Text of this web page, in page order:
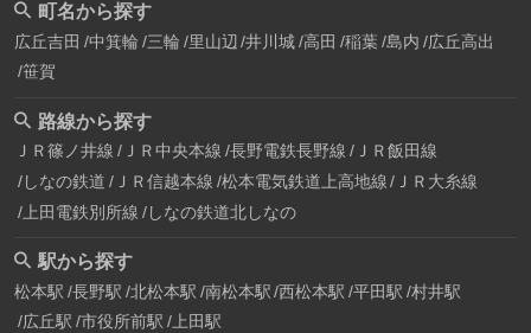
町名から探す
広丘吉田 中箕輪 三輪 里山辺 井川城 高田 稲葉 島内 広丘高出
笹賀
路線から探す
ＪＲ篠ノ井線 ＪＲ中央本線 長野電鉄長野線 ＪＲ飯田線
しなの鉄道 ＪＲ信越本線 松本電気鉄道上高地線
ＪＲ大糸線
上田電鉄別所線 しなの鉄道北しなの
駅から探す
松本駅 長野駅 北松本駅 南松本駅 西松本駅 平田駅 村井駅
広丘駅 市役所前駅 上田駅